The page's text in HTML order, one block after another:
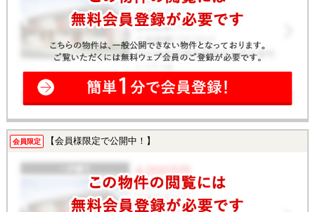
会員限定 【会員様限定で公開中！】